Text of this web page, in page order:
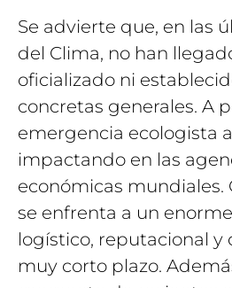
Se advierte que, en las
del Clima, no han
oficializado ni
concretas generales. A
emergencia ecologista
impactando en las
económicas mundiales.
se enfrenta a un
logístico, reputacional y
muy corto plazo.